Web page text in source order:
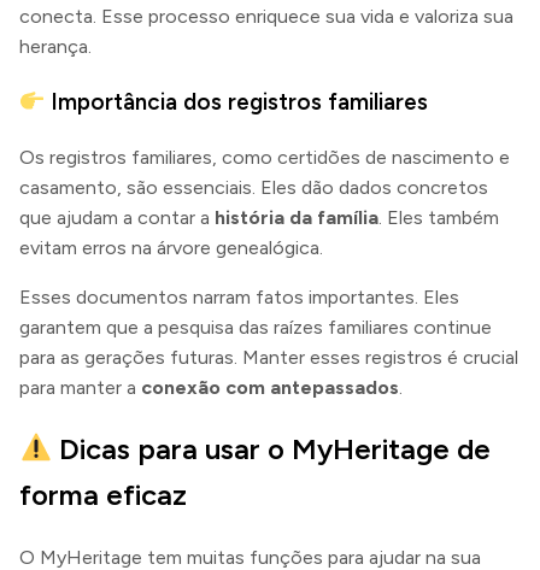
conecta. Esse processo enriquece sua vida e valoriza sua
herança.
Importância dos registros familiares
Os registros familiares, como certidões de nascimento e
casamento, são essenciais. Eles dão dados concretos
que ajudam a contar a história da família. Eles também
evitam erros na árvore genealógica.
Esses documentos narram fatos importantes. Eles
garantem que a pesquisa das raízes familiares continue
para as gerações futuras. Manter esses registros é crucial
para manter a conexão com antepassados.
Dicas para usar o MyHeritage de
forma eficaz
O MyHeritage tem muitas funções para ajudar na sua